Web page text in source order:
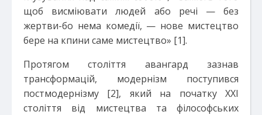
щоб висміювати людей або речі — без
жертви-бо нема комедії, — нове мистецтво
бере на кпини саме мистецтво» [1].
Протягом століття авангард зазнав
трансформацій, модернізм поступився
постмодернізму [2], який на початку XXI
століття від мистецтва та філософських